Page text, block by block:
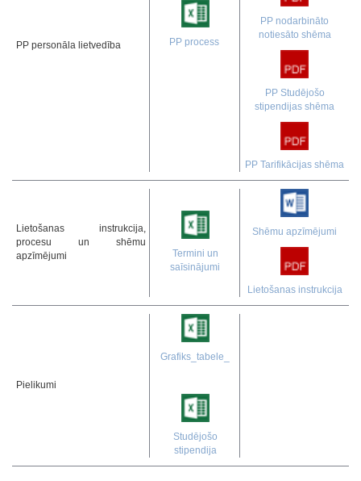
PP personāla lietvedība PP process
PP nodarbināto
notiesāto shēma
PP Studējošo
stipendijas shēma
PP Tarifikācijas shēma
Lietošanas instrukcija,
procesu un shēmu
apzīmējumi
Termini un
saīsinājumi
Shēmu apzīmējumi
Lietošanas instrukcija
Pielikumi
Grafiks_tabele_
Studējošo
stipendija